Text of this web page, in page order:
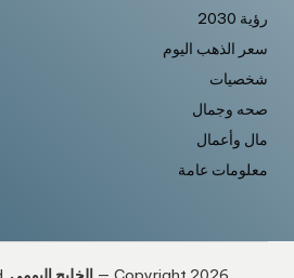
رؤية 2030
سعر الذهب اليوم
شخصيات
صحه وجمال
مال وأعمال
معلومات عامة